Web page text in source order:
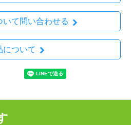
いて問い合わせる
について